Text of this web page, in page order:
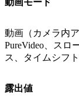
動画モード
動画（カメラ内
PureVideo、スロ
ス、タイムシフ
露出値